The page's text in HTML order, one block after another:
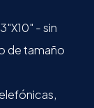
- sin
de tamaño